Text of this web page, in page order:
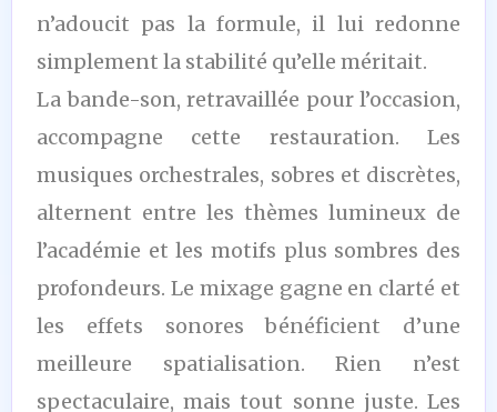
n’adoucit pas la formule, il lui redonne
simplement la stabilité qu’elle méritait.
La bande-son, retravaillée pour l’occasion,
accompagne cette restauration. Les
musiques orchestrales, sobres et discrètes,
alternent entre les thèmes lumineux de
l’académie et les motifs plus sombres des
profondeurs. Le mixage gagne en clarté et
les effets sonores bénéficient d’une
meilleure spatialisation. Rien n’est
spectaculaire, mais tout sonne juste. Les